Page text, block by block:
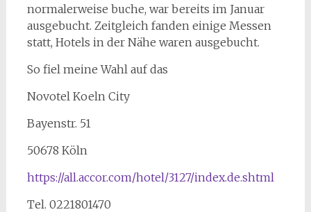
normalerweise buche, war bereits im Januar
ausgebucht. Zeitgleich fanden einige Messen
statt, Hotels in der Nähe waren ausgebucht.
So fiel meine Wahl auf das
Novotel Koeln City
Bayenstr. 51
50678 Köln
https://all.accor.com/hotel/3127/index.de.shtml
Tel. 0221801470